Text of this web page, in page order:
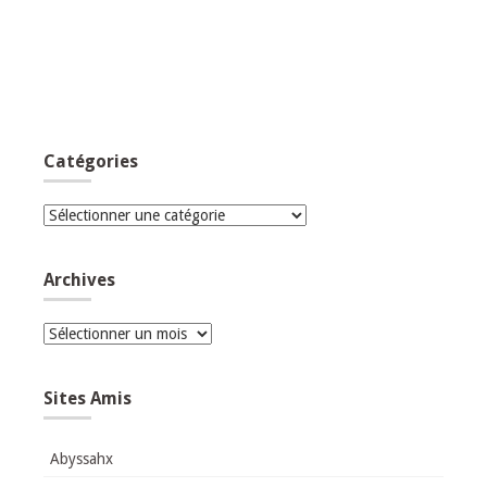
Catégories
Catégories
Archives
Archives
Sites Amis
Abyssahx